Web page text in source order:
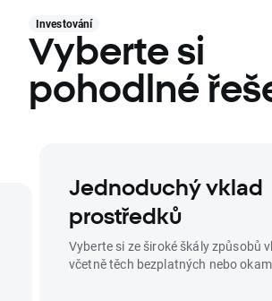
Investování
Vyberte si
pohodlné
Jednoduchý vklad
prostředků
Vyberte si ze široké škály způsobů
včetně těch bezplatných nebo